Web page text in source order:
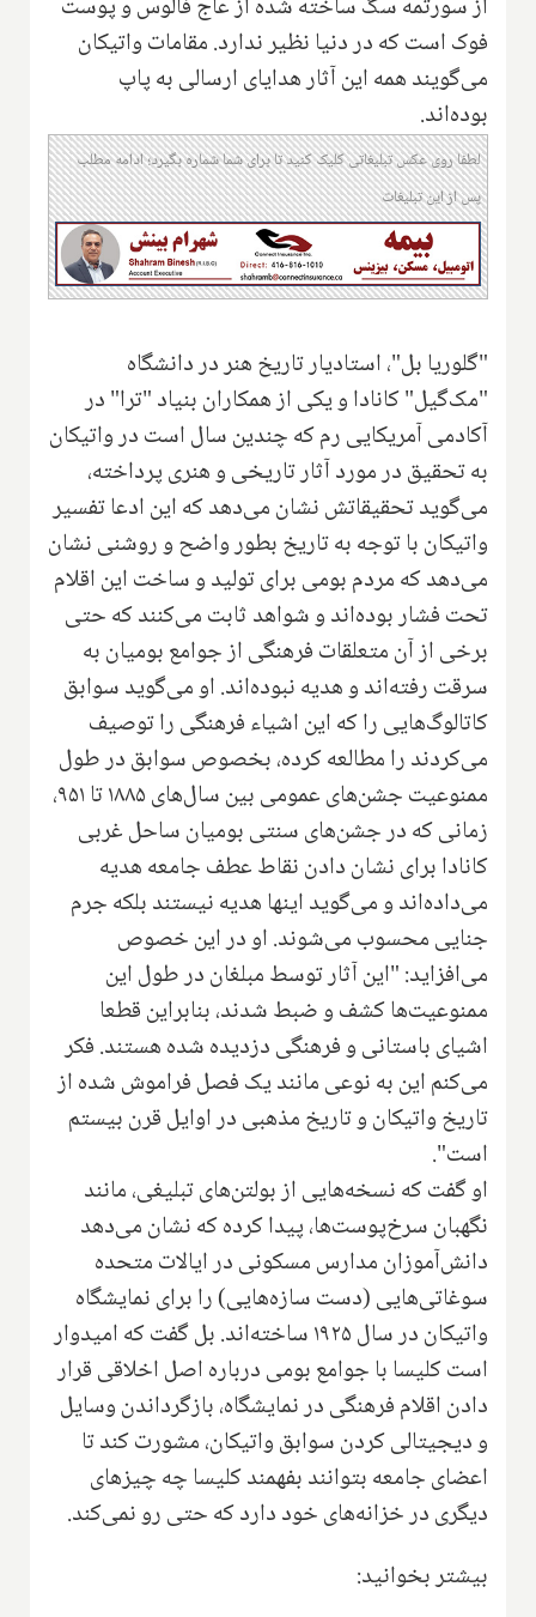
از سورتمه سگ ساخته شده از عاج فالوس و پوست
فوک است که در دنیا نظیر ندارد. مقامات واتیکان
می‌گویند همه این آثار هدایای ارسالی به پاپ
بوده‌اند.
لطفا روی عکس تبلیغاتی کلیک کنید تا برای شما شماره بگیرد؛ ادامه مطلب
پس از این تبلیغات
"گلوریا بل"، استادیار تاریخ هنر در دانشگاه
"مک‌گیل" کانادا و یکی از همکاران بنیاد "ترا" در
آکادمی آمریکایی رم که چندین سال است در واتیکان
به تحقیق در مورد آثار تاریخی و هنری پرداخته،
می‌گوید تحقیقاتش نشان می‌دهد که این ادعا تفسیر
واتیکان با توجه به تاریخ بطور واضح و روشنی نشان
می‌دهد که مردم بومی برای تولید و ساخت این اقلام
تحت فشار بوده‌اند و شواهد ثابت می‌کنند که حتی
برخی از آن متعلقات فرهنگی از جوامع بومیان به
سرقت رفته‌اند و هدیه نبوده‌اند. او می‌گوید سوابق
کاتالوگ‌هایی را که این اشیاء فرهنگی را توصیف
می‌کردند را مطالعه کرده، بخصوص سوابق در طول
ممنوعیت جشن‌های عمومی بین سال‌های ۱۸۸۵ تا ۹۵۱،
زمانی که در جشن‌های سنتی بومیان ساحل غربی
کانادا برای نشان دادن نقاط عطف جامعه هدیه
می‌داده‌اند و می‌گوید اینها هدیه نیستند بلکه جرم
جنایی محسوب می‌شوند. او در این خصوص
می‌افزاید: "این آثار توسط مبلغان در طول این
ممنوعیت‌ها کشف و ضبط شدند، بنابراین قطعا
اشیای باستانی و فرهنگی دزدیده شده هستند. فکر
می‌کنم این به نوعی مانند یک فصل فراموش شده از
تاریخ واتیکان و تاریخ مذهبی در اوایل قرن بیستم
است".
او گفت که نسخه‌هایی از بولتن‌های تبلیغی، مانند
نگهبان سرخ‌پوست‌ها، پیدا کرده که نشان می‌دهد
دانش‌آموزان مدارس مسکونی در ایالات متحده
سوغاتی‌هایی (دست سازه‌هایی) را برای نمایشگاه
واتیکان در سال ۱۹۲۵ ساخته‌اند. بل گفت که امیدوار
است کلیسا با جوامع بومی درباره اصل اخلاقی قرار
دادن اقلام فرهنگی در نمایشگاه، بازگرداندن وسایل
و دیجیتالی کردن سوابق واتیکان، مشورت کند تا
اعضای جامعه بتوانند بفهمند کلیسا چه چیزهای
دیگری در خزانه‌های خود دارد که حتی رو نمی‌کند.
بیشتر بخوانید: